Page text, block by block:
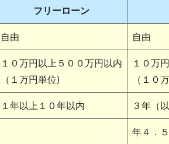
フリーローン
自由 自由
１０万円以上５００万円以内
（１万円単位)
１０万
（１０
１年以上１０年以内 ３年（
年４．